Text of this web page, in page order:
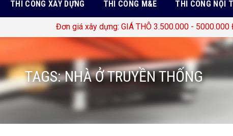
THI CÔNG XÂY DỰNG THI CÔNG M&E THI CÔNG NỘI
Đơn giá xây dựng: GIÁ THÔ 3.500.000 - 5000.000 Đ/
TAGS:NHÀ Ở TRUYỀN THỐNG